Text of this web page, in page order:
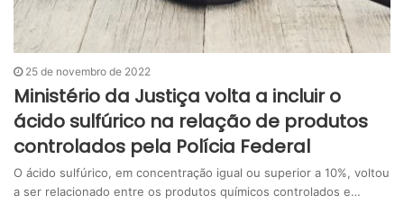
25 de novembro de 2022
Ministério da Justiça volta a incluir o
ácido sulfúrico na relação de produtos
controlados pela Polícia Federal
O ácido sulfúrico, em concentração igual ou superior a 10%, voltou
a ser relacionado entre os produtos químicos controlados e…